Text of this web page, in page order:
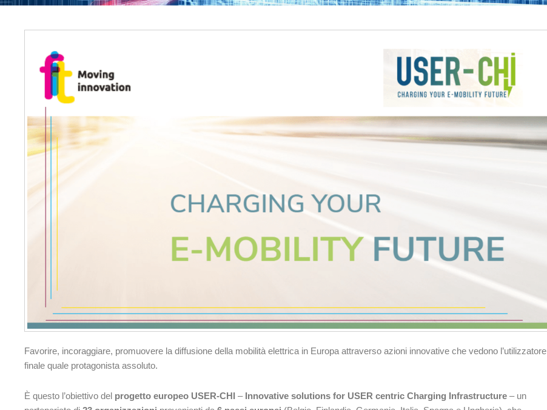
Favorire, incoraggiare, promuovere la diffusione della mobilità elettrica in Europa attraverso azioni innovative che vedono l’utilizzatore
finale quale protagonista assoluto.
È questo l’obiettivo del progetto europeo USER-CHI –Innovative solutions for USER centric Charging Infrastructure – un